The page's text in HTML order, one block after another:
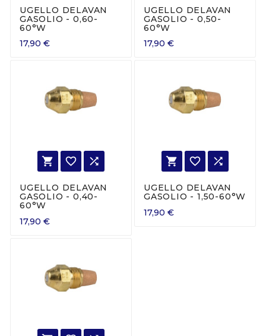
UGELLO DELAVAN
GASOLIO - 0,60-
60°W
17,90 €
UGELLO DELAVAN
GASOLIO - 0,50-
60°W
17,90 €
  
UGELLO DELAVAN
GASOLIO - 0,40-
60°W
17,90 €
  
UGELLO DELAVAN
GASOLIO - 1,50-60°W
17,90 €